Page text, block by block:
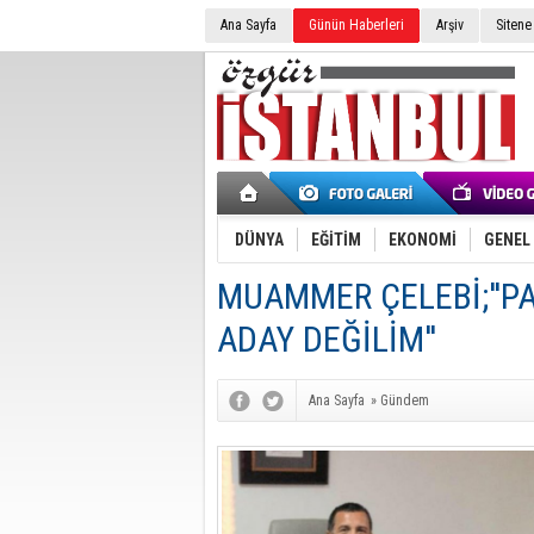
Ana Sayfa Günün Haberleri Arşiv
DÜNYA EĞİTİM EKONOMİ GENEL
MUAMMER
ADAY DEĞİLİM''
Ana Sayfa » Gündem